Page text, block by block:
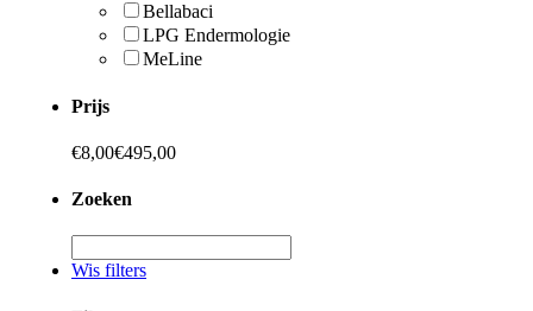
Bellabaci
LPG Endermologie
MeLine
Prijs
€8,00€495,00
Zoeken
Wis filters